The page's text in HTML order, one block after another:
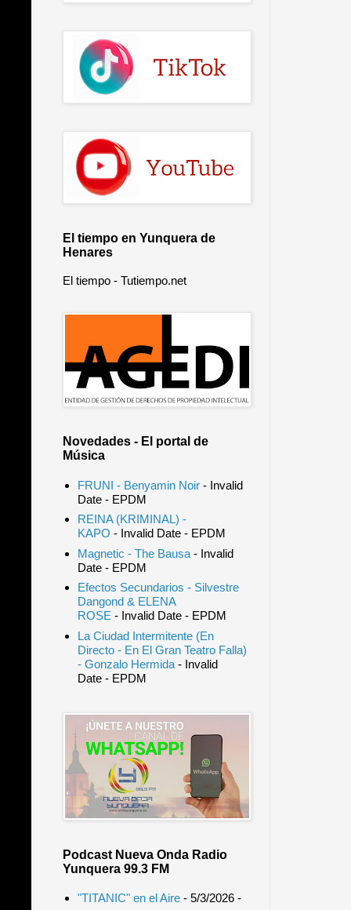
El tiempo en Yunquera de
Henares
El tiempo - Tutiempo.net
Novedades - El portal de
Música
FRUNI - Benyamin Noir- Invalid
Date- EPDM
REINA (KRIMINAL) -
KAPO - Invalid Date- EPDM
Magnetic - The Bausa- Invalid
Date- EPDM
Efectos Secundarios - Silvestre
Dangond & ELENA
ROSE - Invalid Date- EPDM
La Ciudad Intermitente (En
Directo - En El Gran Teatro Falla)
- Gonzalo Hermida- Invalid
Date- EPDM
Podcast Nueva Onda Radio
Yunquera 99.3 FM
"TITANIC" en el Aire- 5/3/2026-